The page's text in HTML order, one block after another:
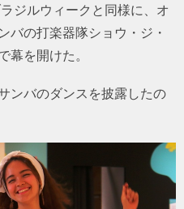
ジルウィークと同様に、オ
バの打楽器隊ショウ・ジ・
を開けた。
ンバのダンスを披露したの